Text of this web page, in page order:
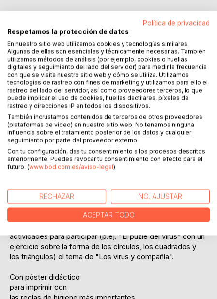
DESCRIPCIÓN
La pobre Olguita Oruguita tiene la nariz como un pimiento,
tose, le arde la cabeza y no se siente nada bien.
Olguita Oruguita está enfermita.
Su amigo el doctor oruga Máximo Magnífico le explica que
su resfriado probablemente lo ha causado un virus. Y como
Olguita es una oruguita lista, quiere saberlo todo con
detalle:
¿Qué es un virus?
¿Por qué los virus pueden hacer que nos pongamos
¿Se puede evitar el contagio?
Olguita Oruguita y Máximo Magnífico explican a los niños
actividades para participar (p.ej. "El puzle del virus" con un
ejercicio sobre la forma de los círculos, los cuadrados y
los triángulos) el tema de "Los virus y compañía".
Con póster didáctico
para imprimir con
Política de privacidad
Respetamos la protección de datos
En nuestro sitio web utilizamos cookies y tecnologías similares.
Algunas de ellas son esenciales y técnicamente necesarias. También
utilizamos métodos de análisis (por ejemplo, cookies o huellas
digitales y seguimiento del lado del servidor) para medir la frecuencia
con que se visita nuestro sitio web y cómo se utiliza. Utilizamos
tecnologías de rastreo con fines de marketing y utilizamos para ello el
rastreo del lado del servidor, así como proveedores terceros, lo que
puede implicar el uso de cookies, huellas dactilares, píxeles de
rastreo y direcciones IP en todos los dispositivos.
También incrustamos contenidos de terceros de otros proveedores
(plataformas de vídeo) en nuestro sitio web. No tenemos ninguna
influencia sobre el tratamiento posterior de los datos y cualquier
seguimiento por parte del proveedor externo.
Con tu configuración, das tu consentimiento a los procesos descritos
anteriormente. Puedes revocar tu consentimiento con efecto para el
futuro. (www.bod.com.es/aviso-legal).
RECHAZAR NO, AJUSTAR
ACEPTAR TODO